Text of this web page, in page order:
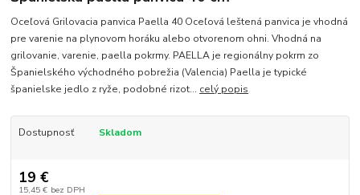
Oceľová Grilovacia panvica Paella 40 Oceľová leštená panvica je vhodná
pre varenie na plynovom horáku alebo otvorenom ohni. Vhodná na
grilovanie, varenie, paella pokrmy. PAELLA je regionálny pokrm zo
Španielského východného pobrežia (Valencia) Paella je typické
španielske jedlo z ryže, podobné rizot... celý popis
Dostupnosť Skladom
19 €
15,45 € bez DPH